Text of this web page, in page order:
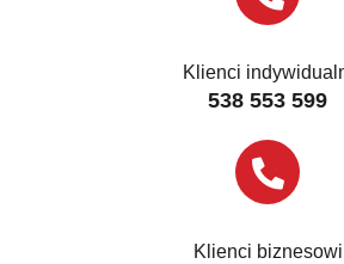
Klienci
538 553 599
Klienci biznesowi